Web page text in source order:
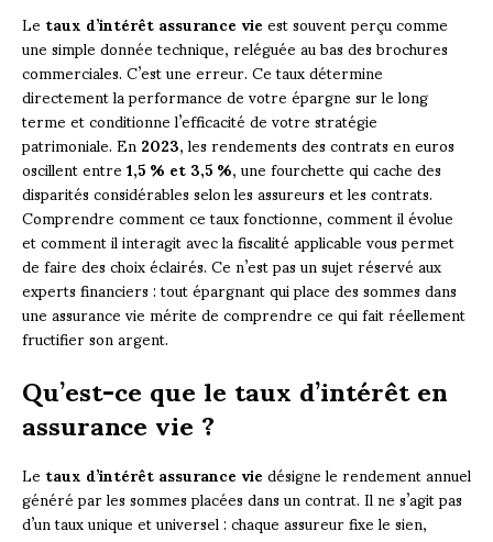
Letaux d’intérêt assurance vieest souvent perçu comme
une simple donnée technique, reléguée au bas des brochures
commerciales. C’est une erreur. Ce taux détermine
directement la performance de votre épargne sur le long
terme et conditionne l’efficacité de votre stratégie
patrimoniale. En2023, les rendements des contrats en euros
oscillent entre1,5 % et 3,5 %, une fourchette qui cache des
disparités considérables selon les assureurs et les contrats.
Comprendre comment ce taux fonctionne, comment il évolue
et comment il interagit avec la fiscalité applicable vous permet
de faire des choix éclairés. Ce n’est pas un sujet réservé aux
experts financiers : tout épargnant qui place des sommes dans
une assurance vie mérite de comprendre ce qui fait réellement
fructifier son argent.
Qu’est-ce que le taux d’intérêt en
assurance vie ?
Letaux d’intérêt assurance viedésigne le rendement annuel
généré par les sommes placées dans un contrat. Il ne s’agit pas
d’un taux unique et universel : chaque assureur fixe le sien,